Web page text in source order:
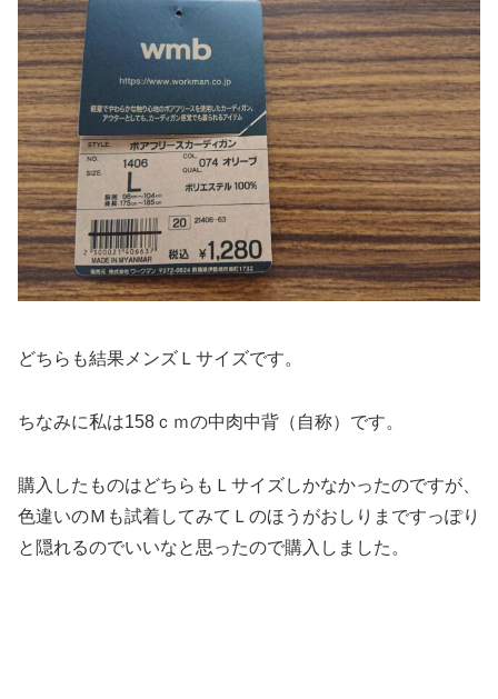
どちらも結果メンズＬサイズです。
ちなみに私は158ｃｍの中肉中背（自称）です。
購入したものはどちらもＬサイズしかなかったのですが、
色違いのＭも試着してみてＬのほうがおしりまですっぽり
と隠れるのでいいなと思ったので購入しました。